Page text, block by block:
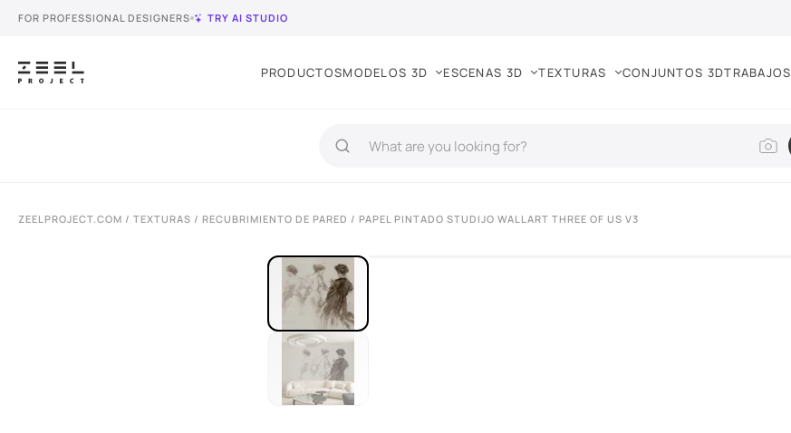
FOR PROFESSIONAL DESIGNERS TRY AI STUDIO
PRODUCTOSMODELOS 3D ESCENAS 3D TEXTURAS CONJUNTOS 3DTRABAJOS
ZEELPROJECT.COM / TEXTURAS / RECUBRIMIENTO DE PARED / PAPEL PINTADO STUDIJO WALLART THREE OF US V3